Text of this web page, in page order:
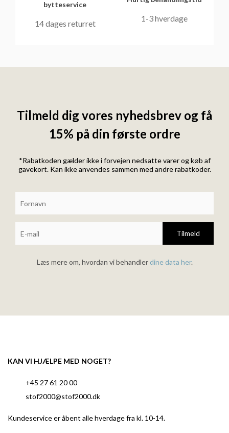
bytteservice
14 dages returret
1-3 hverdage
Tilmeld dig vores nyhedsbrev og få
15% på din første ordre
*Rabatkoden gælder ikke i forvejen nedsatte varer og køb af
gavekort. Kan ikke anvendes sammen med andre rabatkoder.
Tilmeld
Læs mere om, hvordan vi behandlerdine data her.
KAN VI HJÆLPE MED NOGET?
+45 27 61 20 00
stof2000@stof2000.dk
Kundeservice er åbent alle hverdage fra kl. 10-14.